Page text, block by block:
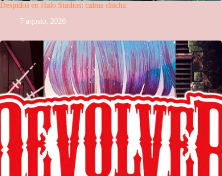
Despidos en Halo Studios: calma chicha
7 agosto, 2026